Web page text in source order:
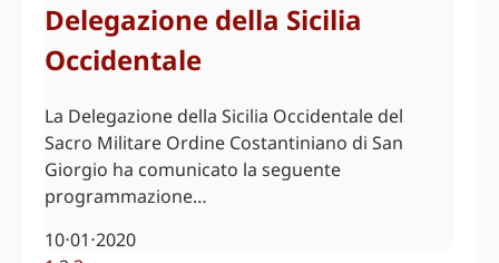
Delegazione della Sicilia
Occidentale
La Delegazione della Sicilia Occidentale del
Sacro Militare Ordine Costantiniano di San
Giorgio ha comunicato la seguente
programmazione…
10⋅01⋅2020